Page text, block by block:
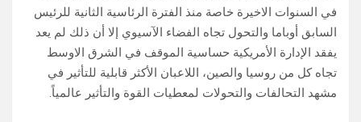
في السنوات الاخيرة خاصة منذ الفترة الرئاسية الثانية للرئيس
السابق أوباما والتحول تجاه الفضاء الآسيوي إلا أن ذلك لم يعد
يفقد الإدارة الأمريكية حساسية الموقف في الشرق الاوسط
تجاه كل من روسيا والصين، اللاعبان الأكثر قابلية للتأثير في
مشهد التحالفات والتحولات لمعطيات القوة والتأثير عالمياً.